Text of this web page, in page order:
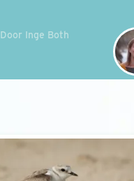
Door Inge Both